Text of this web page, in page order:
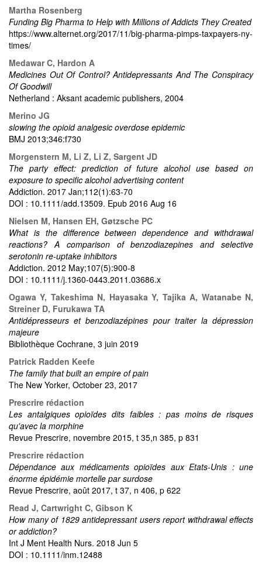
Martha Rosenberg
Funding Big Pharma to Help with Millions of Addicts They Created
https://www.alternet.org/2017/11/big-pharma-pimps-taxpayers-ny-
times/
Medawar C, Hardon A
Medicines Out Of Control? Antidepressants And The Conspiracy
Of Goodwill
Netherland : Aksant academic publishers, 2004
Merino JG
slowing the opioid analgesic overdose epidemic
BMJ 2013;346:f730
Morgenstern M, Li Z, Li Z, Sargent JD
The party effect: prediction of future alcohol use based on
exposure to specific alcohol advertising content
Addiction. 2017 Jan;112(1):63-70
DOI : 10.1111/add.13509. Epub 2016 Aug 16
Nielsen M, Hansen EH, Gøtzsche PC
What is the difference between dependence and withdrawal
reactions? A comparison of benzodiazepines and selective
serotonin re-uptake inhibitors
Addiction. 2012 May;107(5):900-8
DOI : 10.1111/j.1360-0443.2011.03686.x
Ogawa Y, Takeshima N, Hayasaka Y, Tajika A, Watanabe N,
Streiner D, Furukawa TA
Antidépresseurs et benzodiazépines pour traiter la dépression
majeure
Bibliothèque Cochrane, 3 juin 2019
Patrick Radden Keefe
The family that built an empire of pain
The New Yorker, October 23, 2017
Prescrire rédaction
Les antalgiques opioïdes dits faibles : pas moins de risques
qu'avec la morphine
Revue Prescrire, novembre 2015, t 35,n 385, p 831
Prescrire rédaction
Dépendance aux médicaments opioïdes aux Etats-Unis : une
énorme épidémie mortelle par surdose
Revue Prescrire, août 2017, t 37, n 406, p 622
Read J, Cartwright C, Gibson K
How many of 1829 antidepressant users report withdrawal effects
or addiction?
Int J Ment Health Nurs. 2018 Jun 5
DOI : 10.1111/inm.12488